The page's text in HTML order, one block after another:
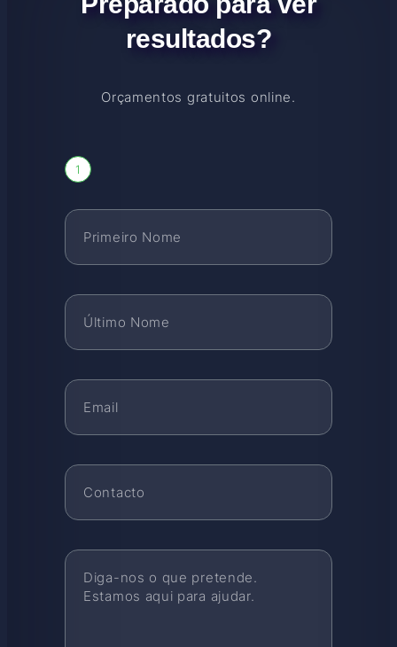
resultados?
Orçamentos gratuitos online.
1